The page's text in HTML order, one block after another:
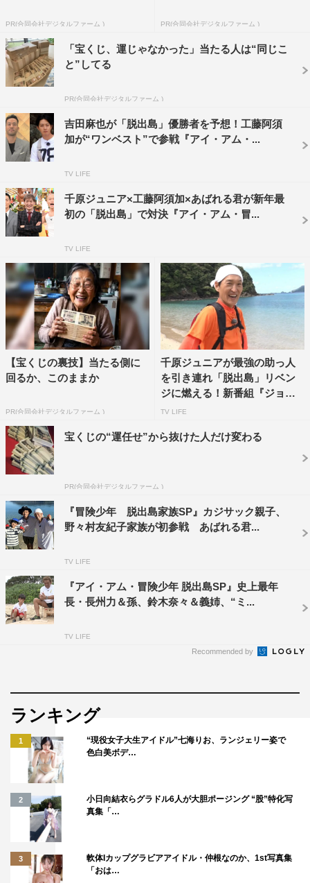
公式Twitter：@boukenshounen1
公式Instagram：@boukenshounen_tbs
この記事の写真
TVLIFE あばれる君 千原ジュニア
向井康二 岡村隆史 川島海荷
田中直樹 目黒蓮
PR(合同会社デジタルファーム ) PR(合同会社デジタルファーム )
「宝くじ、運じゃなかった」当たる人は“同じこ
と”してる
PR(合同会社デジタルファーム )
吉田麻也が「脱出島」優勝者を予想！工藤阿須
加が“ワンベスト”で参戦『アイ・アム・...
TV LIFE
千原ジュニア×工藤阿須加×あばれる君が新年最
初の「脱出島」で対決『アイ・アム・冒...
TV LIFE
【宝くじの裏技】当たる側に
回るか、このままか
PR(合同会社デジタルファーム )
千原ジュニアが最強の助っ人
を引き連れ「脱出島」リベン
ジに燃える！新番組『ジョン
ソ...
TV LIFE
宝くじの“運任せ”から抜けた人だけ変わる
PR(合同会社デジタルファーム )
『冒険少年 脱出島家族SP』カジサック親子、
野々村友紀子家族が初参戦 あばれる君...
TV LIFE
『アイ・アム・冒険少年 脱出島SP』史上最年
長・長州力＆孫、鈴木奈々＆義姉、“ミ...
TV LIFE
Recommended by
ランキング
1
“現役女子大生アイドル”七海りお、ランジェリー姿で
色白美ボデ…
2
小日向結衣らグラドル6人が大胆ポージング “股”特化写
真集「…
3
軟体Iカップグラビアアイドル・仲根なのか、1st写真集
「おは…